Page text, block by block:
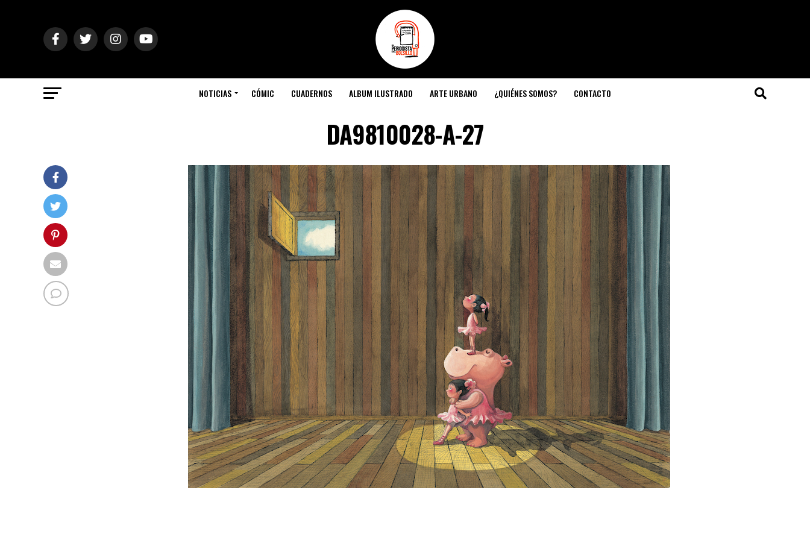
NOTICIAS CÓMIC CUADERNOS ALBUM ILUSTRADO ARTE URBANO ¿QUIÉNES SOMOS? CONTACTO
DA9810028-A-27